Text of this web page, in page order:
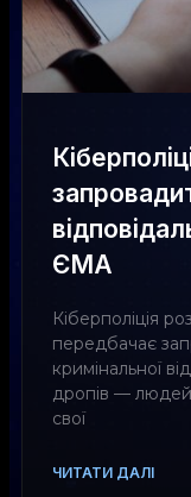
ЄМА
Кіберполіція
передбачає
кримінальної
дропів —
свої
ЧИТАТИ ДАЛІ